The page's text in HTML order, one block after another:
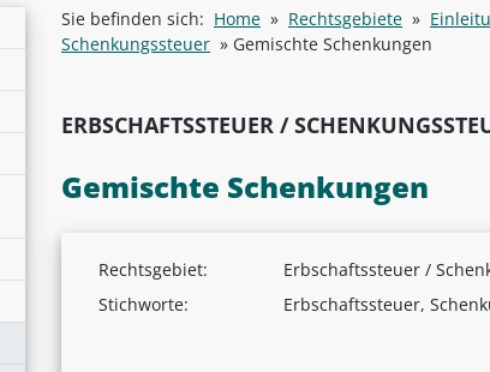
Sie befinden sich: Home » Rechtsgebiete »
Schenkungssteuer » Gemischte Schenkungen
ERBSCHAFTSSTEUER /
Gemischte Schenkungen
Rechtsgebiet:
Erbschaftssteuer /
Stichworte:
Erbschaftssteuer,